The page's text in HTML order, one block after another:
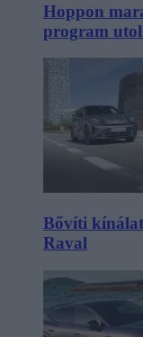
Hoppon
program
Bővíti
Raval